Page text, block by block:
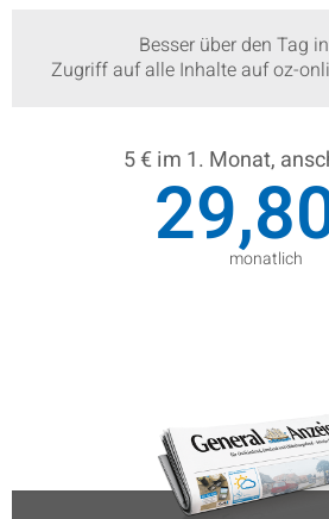
Besser über den Tag
Zugriff auf alle Inhalte auf oz-
5 € im 1. Monat,
monatlich